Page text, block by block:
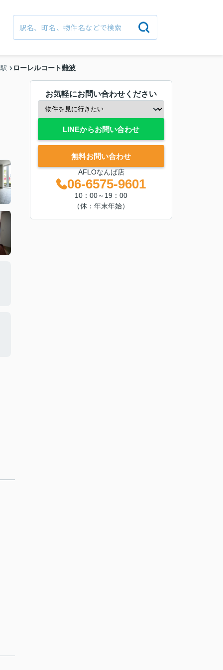
ローレルコート難波
お気軽にお問い合わせください
LINEからお問い合わせ
無料お問い合わせ
AFLOなんば店
06-6575-9601
10：00～19：00
（休：年末年始）